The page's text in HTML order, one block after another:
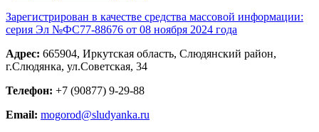
Зарегистрирован в качестве средства массовой информации:
серия Эл №ФС77-88676 от 08 ноября 2024 года
Адрес: 665904, Иркутская область, Слюдянский район,
г.Слюдянка, ул.Советская, 34
Телефон: +7 (90877) 9-29-88
Email: mogorod@sludyanka.ru